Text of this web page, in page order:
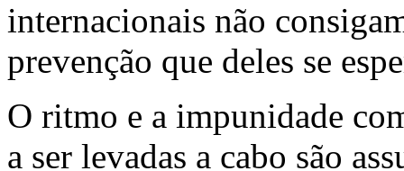
internacionais não
prevenção que deles se
O ritmo e a impunidade
a ser levadas a cabo são